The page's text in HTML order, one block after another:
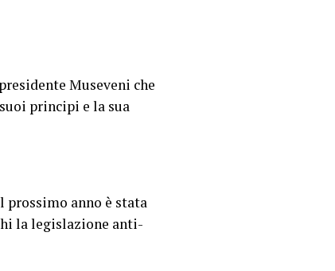
Museveni che
principi e la sua
prossimo anno è stata
la legislazione anti-